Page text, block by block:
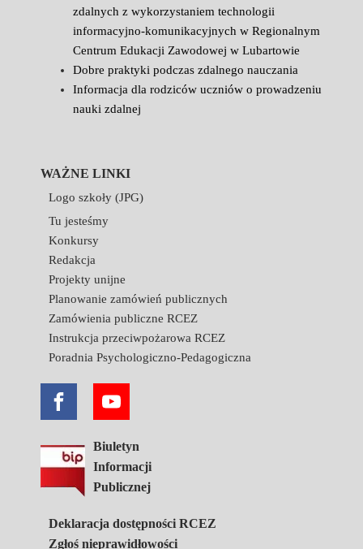
zdalnych z wykorzystaniem technologii
informacyjno-komunikacyjnych w Regionalnym
Centrum Edukacji Zawodowej w Lubartowie
Dobre praktyki podczas zdalnego nauczania
Informacja dla rodziców uczniów o prowadzeniu
nauki zdalnej
WAŻNE LINKI
Logo szkoły (JPG)
Tu jesteśmy
Konkursy
Redakcja
Projekty unijne
Planowanie zamówień publicznych
Zamówienia publiczne RCEZ
Instrukcja przeciwpożarowa RCEZ
Poradnia Psychologiczno-Pedagogiczna
Biuletyn
Informacji
Publicznej
Deklaracja dostępności RCEZ
Zgłoś nieprawidłowości